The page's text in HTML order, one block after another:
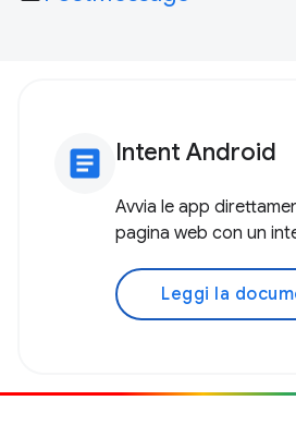
article Intent Android
Avvia le app
pagina web con un
Leggi la